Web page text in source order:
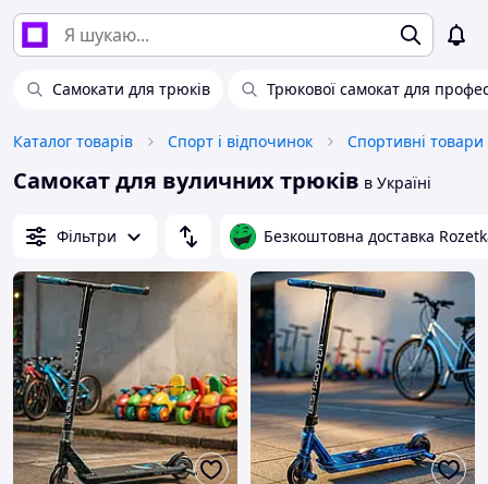
Самокати для трюків Трюкової самокат для
Каталог товарів Спорт і відпочинок Спортивні товари
Самокат для вуличних трюків в Україні
Фільтри Безкоштовна доставка